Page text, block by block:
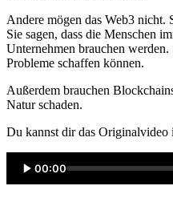
Andere mögen das Web3 nicht.
Sie sagen, dass die Menschen
Unternehmen brauchen werden.
Probleme schaffen können.
Außerdem brauchen
Natur schaden.
Du kannst dir das Originalvideo
00:00